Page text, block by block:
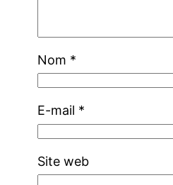
Nom *
E-mail *
Site web